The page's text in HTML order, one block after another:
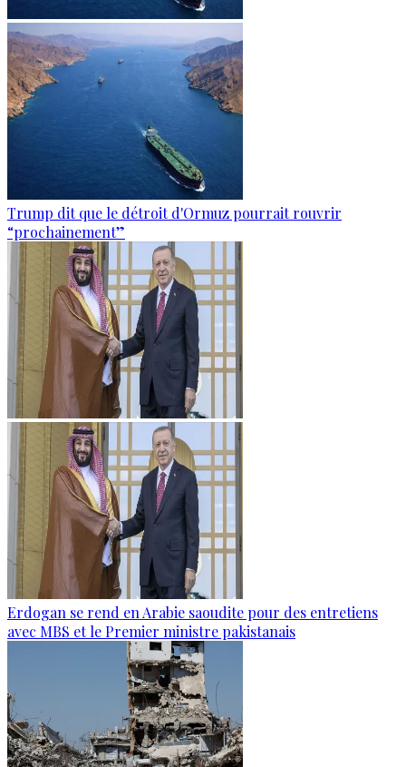
Trump dit que le détroit d'Ormuz pourrait rouvrir
“prochainement”
Erdogan se rend en Arabie saoudite pour des entretiens
avec MBS et le Premier ministre pakistanais